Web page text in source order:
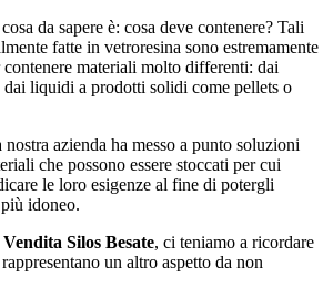
da sapere è: cosa deve contenere? Tali
fatte in vetroresina sono estremamente
materiali molto differenti: dai
liquidi a prodotti solidi come pellets o
azienda ha messo a punto soluzioni
che possono essere stoccati per cui
le loro esigenze al fine di potergli
idoneo.
Vendita Silos Besate, ci teniamo a ricordare
un altro aspetto da non